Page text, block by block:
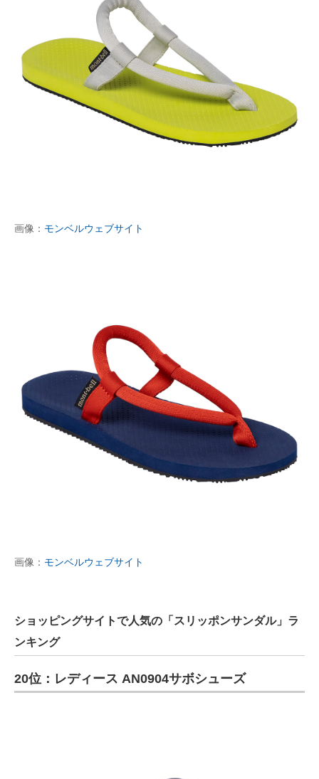
画像： モンベルウェブサイト
画像： モンベルウェブサイト
ショッピングサイトで人気の「スリッポンサンダル」ラ
ンキング
20位：レディース AN0904サボシューズ